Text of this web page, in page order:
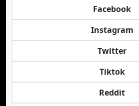
Facebook
Instagram
Twitter
Tiktok
Reddit